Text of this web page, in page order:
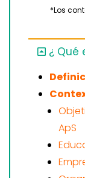
*Los
¿ Qué
ApS